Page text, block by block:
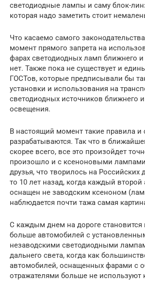
светодиодные лампы и саму блок-
которая надо заметить стоит
Что касаемо самого
момент прямого запрета на
фарах светодиодных ламп ближнего и
нет. Также пока не существует и
ГОСТов, которые предписывали бы
установки и использования на
светодиодных источников ближнего
освещения.
В настоящий момент такие правила и
разрабатываются. Так что в
скорее всего, все это произойдет
произошло и с ксеноновыми
друзья, что творилось на Российских
то 10 лет назад, когда каждый
оснащен не заводским ксеноном
наблюдается почти тажа самая
С каждым днем на дороге становится
больше автомобилей с
незаводскими светодиодными
дальнего света, когда как
автомобилей, оснащенных фарами с
отражателями больше не используют